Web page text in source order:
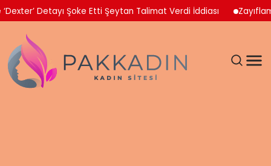
Detayı Şoke Etti Şeytan Talimat Verdi İddiası Zayıflama